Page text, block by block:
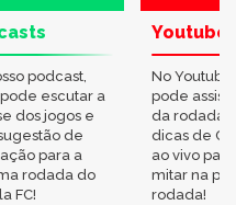
podcast,
escutar a
dos jogos e
de
para a
rodada do
FC!
Youtube
No
pode
da rodada,
dicas de
ao vivo
mitar na
rodada!